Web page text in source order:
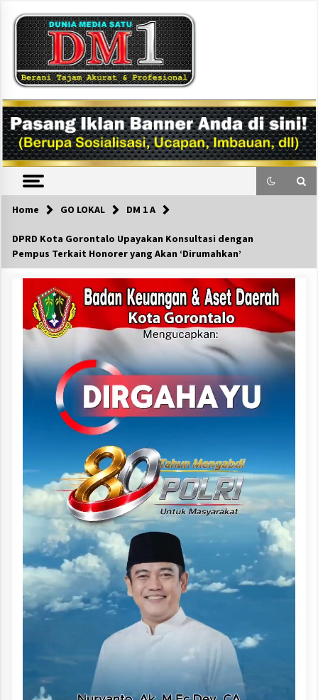
content
DM1
Home GO LOKAL DM 1 A
DPRD Kota Gorontalo Upayakan Konsultasi dengan
Pempus Terkait Honorer yang Akan ‘Dirumahkan’